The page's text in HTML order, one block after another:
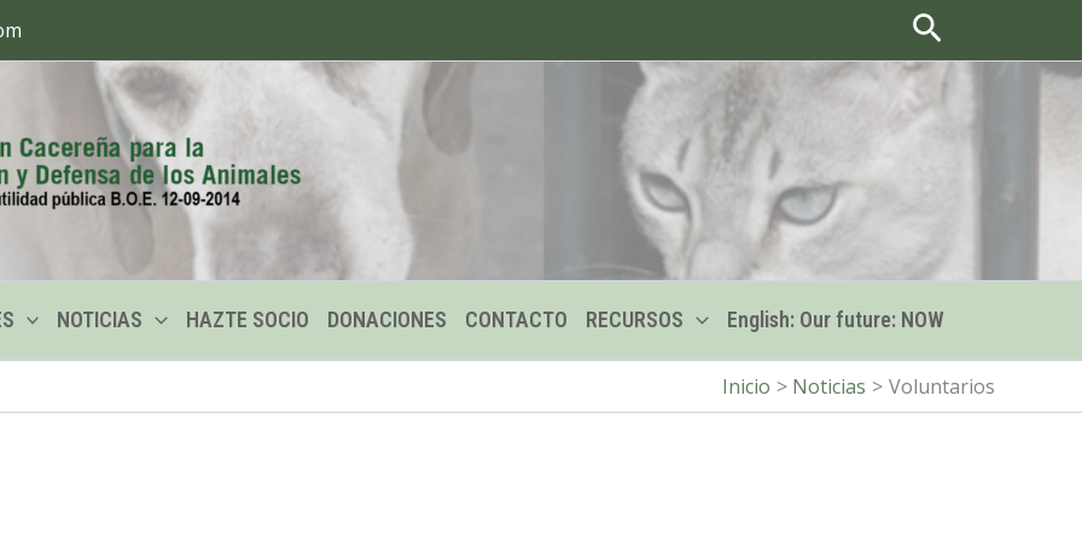
Buscar
NOTICIAS HAZTE SOCIO DONACIONES CONTACTO RECURSOS English: Our future: NOW
Inicio Noticias Voluntarios